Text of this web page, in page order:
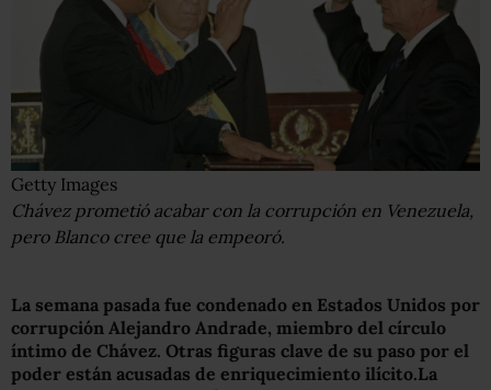
Getty Images
Chávez prometió acabar con la corrupción en Venezuela,
pero Blanco cree que la empeoró.
La semana pasada fue condenado en Estados Unidos por
corrupción Alejandro Andrade, miembro del círculo
íntimo de Chávez. Otras figuras clave de su paso por el
poder están acusadas de enriquecimiento ilícito.La